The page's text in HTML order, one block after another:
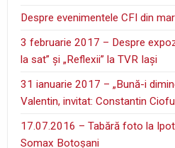
Despre evenimentele CFI din
3 februarie 2017 – Despre
la sat” şi „Reflexii” la TVR Iaşi
31 ianuarie 2017 – „Bună-i
Valentin, invitat: Constantin Ciofu
17.07.2016 – Tabără foto la
Somax Botoşani